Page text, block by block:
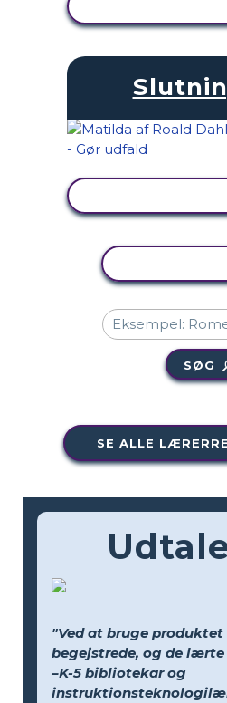
SØG
SE ALLE
"Ved at bruge produktet
begejstrede, og de lærte
–K-5 bibliotekar og